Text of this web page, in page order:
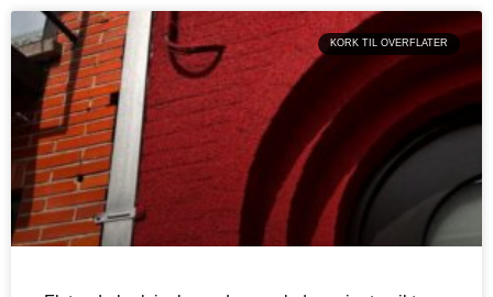
KORK TIL OVERFLATER